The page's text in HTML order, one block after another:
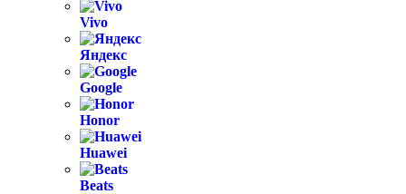
Vivo
Яндекс
Google
Honor
Huawei
Beats